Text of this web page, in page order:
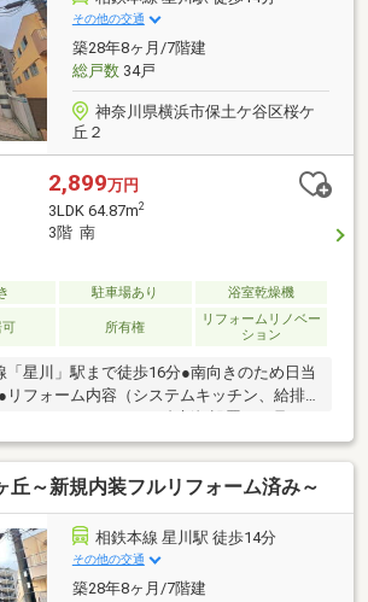
その他の交通
築28年8ヶ月/7階建
総戸数34戸
神奈川県横浜市保土ケ谷区桜ケ
丘２
2,899万円
3LDK 64.87m2
3階 南
駐車場あり 浴室乾燥機
可 所有権
リフォームリノベー
ション
「星川」駅まで徒歩16分●南向きのため日当
リフォーム内容（システムキッチン、給排
粧台、LED照明器具、ダウンライト、給湯
リング、分電盤、トイレ、全室クロス、フ
、ハウスクリーニング等）●ウォークイン
ト2つ完備
丘～新規内装フルリフォーム済み～
相鉄本線 星川駅 徒歩14分
その他の交通
築28年8ヶ月/7階建